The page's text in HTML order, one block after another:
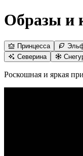
Образы и
Принцесса
Северина
Роскошная и яркая